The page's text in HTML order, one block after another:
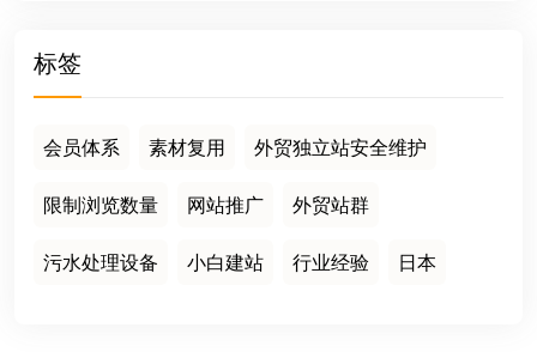
标签
会员体系 素材复用 外贸独立站安全维护
限制浏览数量 网站推广 外贸站群
污水处理设备 小白建站 行业经验 日本